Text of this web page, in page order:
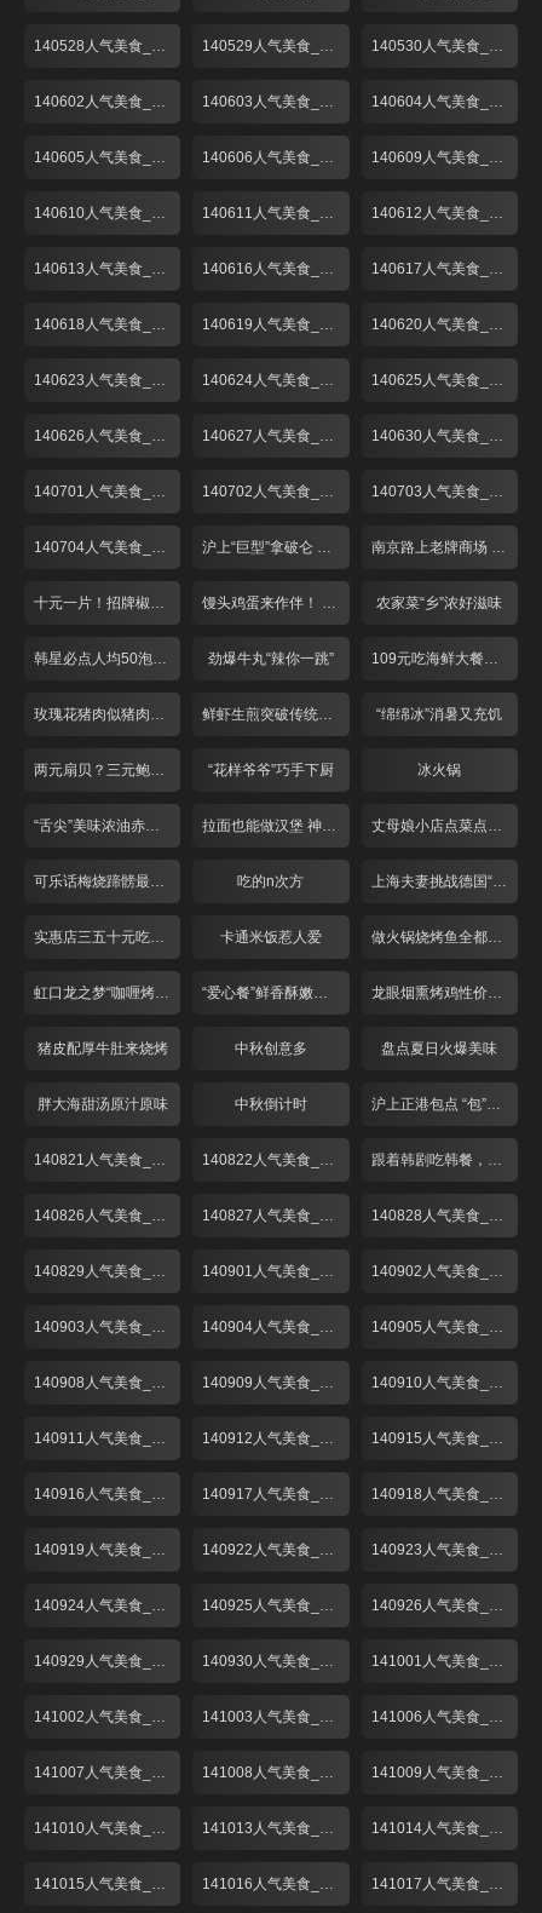
140528人气美食_001 140529人气美食_001 140530人气美食_001
140602人气美食_001 140603人气美食_001 140604人气美食_001
140605人气美食_001 140606人气美食_001 140609人气美食_001
140610人气美食_001 140611人气美食_001 140612人气美食_001
140613人气美食_001 140616人气美食_001 140617人气美食_001
140618人气美食_001 140619人气美食_001 140620人气美食_001
140623人气美食_001 140624人气美食_001 140625人气美食_001
140626人气美食_001 140627人气美食_001 140630人气美食_001
140701人气美食_001 140702人气美食_001 140703人气美食_001
140704人气美食_001 沪上“巨型”拿破仑 人气高涨价不高！ 南京路上老牌商场 美食广场折扣多！
十元一片！招牌椒盐炸猪手 馒头鸡蛋来作伴！ 经典红烧肉只卖28？ 农家菜“乡”浓好滋味
韩星必点人均50泡菜锅 劲爆牛丸“辣你一跳” 109元吃海鲜大餐物超所值
玫瑰花猪肉似猪肉又似牛肉 鲜虾生煎突破传统味道鲜美 “绵绵冰”消暑又充饥
两元扇贝？三元鲍鱼？68元吃野生梭子蟹？！ “花样爷爷”巧手下厨 冰火锅
“舌尖”美味浓油赤酱五味鸭 拉面也能做汉堡 神奇面条“拿”着吃 丈母娘小店点菜点半份
可乐话梅烧蹄髈最开胃 吃的n次方 上海夫妻挑战德国“咸猪手”
实惠店三五十元吃牛排 卡通米饭惹人爱 做火锅烧烤鱼全都不用水？
虹口龙之梦“咖喱烤鱼” “爱心餐”鲜香酥嫩啤酒鸭 龙眼烟熏烤鸡性价比超高
猪皮配厚牛肚来烧烤 中秋创意多 盘点夏日火爆美味
胖大海甜汤原汁原味 中秋倒计时 沪上正港包点 “包”你喜欢
140821人气美食_001 140822人气美食_001 跟着韩剧吃韩餐，解锁时下最in美食“部队锅”
140826人气美食_001 140827人气美食_001 140828人气美食_001
140829人气美食_001 140901人气美食_001 140902人气美食_001
140903人气美食_001 140904人气美食_001 140905人气美食_001
140908人气美食_001 140909人气美食_001 140910人气美食_001
140911人气美食_001 140912人气美食_001 140915人气美食_001
140916人气美食_001 140917人气美食_001 140918人气美食_001
140919人气美食_001 140922人气美食_001 140923人气美食_001
140924人气美食_001 140925人气美食_001 140926人气美食_001
140929人气美食_001 140930人气美食_001 141001人气美食_001
141002人气美食_001 141003人气美食_001 141006人气美食_001
141007人气美食_001 141008人气美食_001 141009人气美食_001
141010人气美食_001 141013人气美食_001 141014人气美食_001
141015人气美食_001 141016人气美食_001 141017人气美食_001